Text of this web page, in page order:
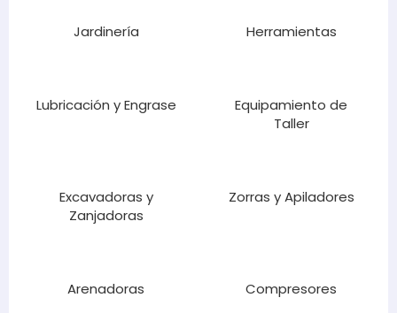
Jardinería Herramientas
Lubricación y Engrase
Equipamiento de
Taller
Excavadoras y
Zanjadoras
Zorras y Apiladores
Arenadoras Compresores